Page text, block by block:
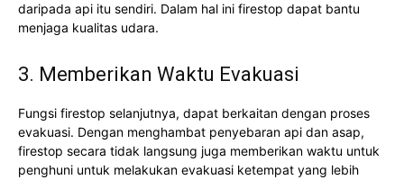
daripada api itu sendiri. Dalam hal ini firestop dapat bantu
menjaga kualitas udara.
3. Memberikan Waktu Evakuasi
Fungsi firestop selanjutnya, dapat berkaitan dengan proses
evakuasi. Dengan menghambat penyebaran api dan asap,
firestop secara tidak langsung juga memberikan waktu untuk
penghuni untuk melakukan evakuasi ketempat yang lebih